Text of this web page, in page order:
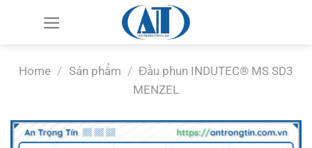
dungHome / Sản phẩm / Đầu phun INDUTEC® MS SD3
MENZEL